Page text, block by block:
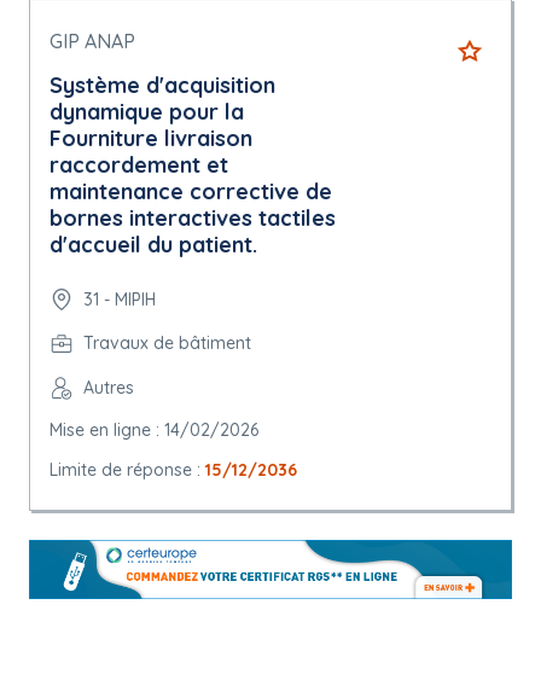
GIP ANAP
Système d'acquisition
dynamique pour la
Fourniture livraison
raccordement et
maintenance corrective de
bornes interactives tactiles
d'accueil du patient.
31 - MIPIH
Travaux de bâtiment
Autres
Mise en ligne : 14/02/2026
Limite de réponse : 15/12/2036